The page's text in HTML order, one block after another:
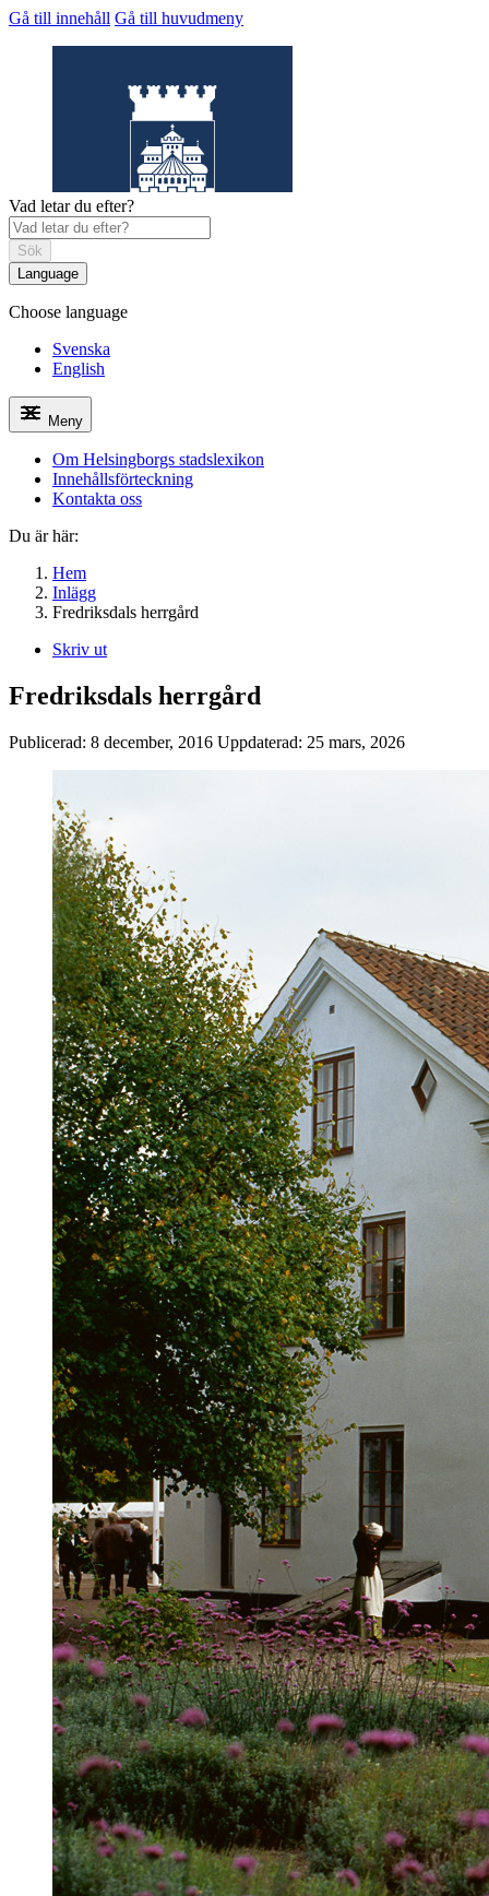
Gå till innehåll Gå till huvudmeny
Helsingborgs stadslexikon
Vad letar du efter?
Sök
Language
Choose language
Svenska
English
Meny
Om Helsingborgs stadslexikon
Innehållsförteckning
Kontakta oss
Du är här:
Hem
Inlägg
Fredriksdals herrgård
Skriv ut
Fredriksdals herrgård
Publicerad: 8 december, 2016 Uppdaterad: 25 mars, 2026